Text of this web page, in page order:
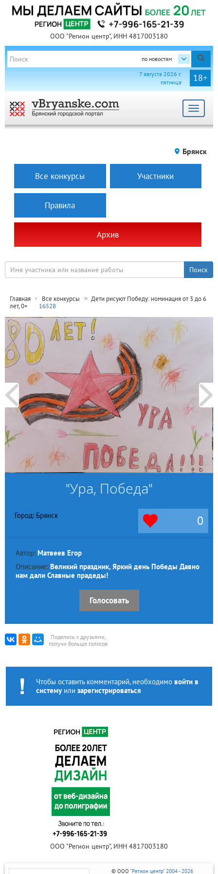
ООО "Регион центр", ИНН 4817003180
по новостям
18+
7 августа 2026 г.
пятница
Toggle
Брянск
Все конкурсы Участники
Правила
Архив
Главная Все конкурсы
Дети рисуют Победу: номинация от 3 до 6
лет, 0+
16528
"Ура, Победа"
Город: Брянск 0
Автор: Матвеев Егор
Описание: Великий праздник, Яркий день Победы Давно
нам дали Славные прадеды!
Голосовать
Поделись с друзьями,
получи больше голосов
Чтобы оставить комментарий, необходимо войти в
системуили зарегистрироваться
ООО "Регион центр", ИНН 4817003180
© ООО "Регион центр" 2004 - 2026